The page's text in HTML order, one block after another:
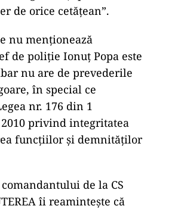
de orice cetățean”.
nu menționează
de poliție Ionuț Popa este
nu are de prevederile
în special ce
nr. 176 din 1
privind integritatea
funcțiilor și demnităților
de la CS
îi reamintește că